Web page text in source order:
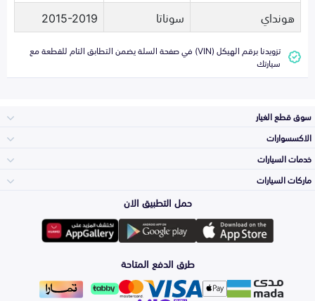
هونداي
سوناتا 2015-2019
تزويدنا برقم الهيكل (VIN) في صفحة السلة يضمن التطابق التام للقطعة مع
سيارتك
سوق قطع الغيار
المكائن، القيرات
وملحقاتها
الشمعات
والاصطبات (الاضاءة)
الاكسسوارات
لوازم الرحلات
اكسسوارات العناية
خدمات السيارات
الأكثر مبيعاً
ماركات السيارات
تويوتا
هيونداي
حمل التطبيق الان
طرق الدفع المتاحة